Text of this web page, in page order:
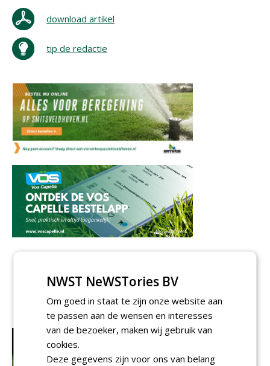
download artikel
tip de redactie
NWST NeWSTories BV
Om goed in staat te zijn onze website aan
te passen aan de wensen en interesses
van de bezoeker, maken wij gebruik van
cookies.
Deze gegevens zijn voor ons van belang